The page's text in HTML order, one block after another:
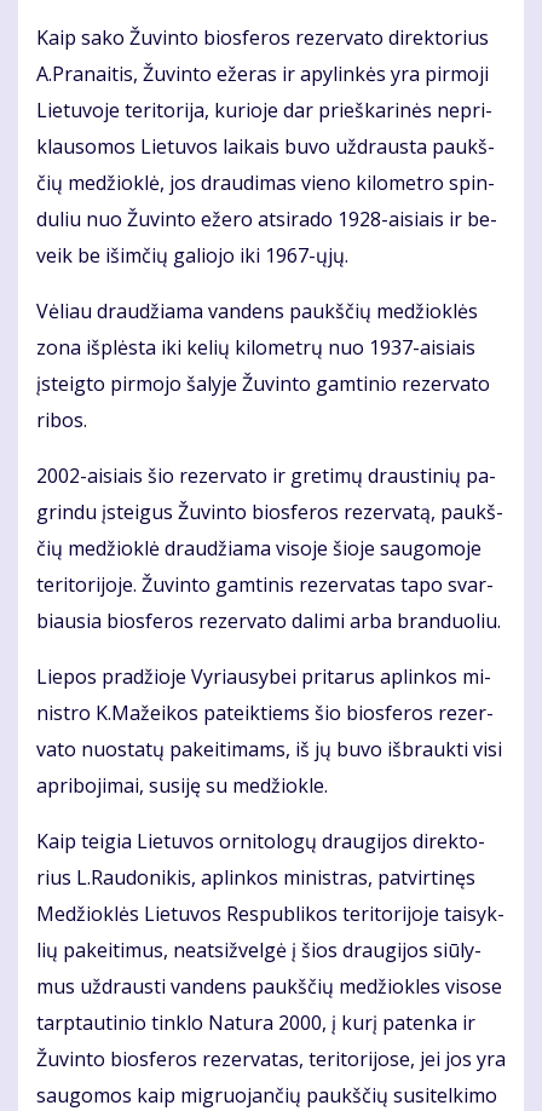
Kaip sa­ko Žu­vin­to bios­fe­ros re­zer­va­to di­rek­to­rius
A.Pra­nai­tis, Žu­vin­to eže­ras ir apy­lin­kės yra pir­mo­ji
Lie­tu­vo­je te­ri­to­ri­ja, ku­rio­je dar prieš­ka­ri­nės ne­pri­
klau­so­mos Lie­tu­vos lai­kais bu­vo už­draus­ta paukš­
čių me­džiok­lė, jos drau­di­mas vie­no ki­lo­met­ro spin­
du­liu nuo Žu­vin­to eže­ro at­si­ra­do 1928-ai­siais ir be­
veik be iš­im­čių ga­lio­jo iki 1967-ųjų.
Vė­liau drau­džia­ma van­dens paukš­čių me­džiok­lės
zo­na iš­plės­ta iki ke­lių ki­lo­met­rų nuo 1937-ai­siais
įsteig­to pir­mo­jo ša­ly­je Žu­vin­to gam­ti­nio re­zer­va­to
ri­bos.
2002-ai­siais šio re­zer­va­to ir gre­ti­mų draus­ti­nių pa­
grin­du įstei­gus Žu­vin­to bios­fe­ros re­zer­va­tą, paukš­
čių me­džiok­lė drau­džia­ma vi­so­je šio­je sau­go­mo­je
te­ri­to­ri­jo­je. Žu­vin­to gam­ti­nis re­zer­va­tas ta­po svar­
biau­sia bios­fe­ros re­zer­va­to da­li­mi ar­ba bran­duo­liu.
Lie­pos pra­džio­je Vy­riau­sy­bei pri­ta­rus ap­lin­kos mi­
nist­ro K.Ma­žei­kos pa­teik­tiems šio bios­fe­ros re­zer­
va­to nuo­sta­tų pa­kei­ti­mams, iš jų bu­vo iš­brauk­ti vi­si
ap­ri­bo­ji­mai, su­si­ję su me­džiok­le.
Kaip tei­gia Lie­tu­vos or­ni­to­lo­gų drau­gi­jos di­rek­to­
rius L.Rau­do­ni­kis, ap­lin­kos mi­nist­ras, pa­tvir­ti­nęs
Me­džiok­lės Lie­tu­vos Res­pub­li­kos te­ri­to­ri­jo­je tai­syk­
lių pa­kei­ti­mus, neat­si­žvel­gė į šios drau­gi­jos siū­ly­
mus už­draus­ti van­dens paukš­čių me­džiok­les vi­so­se
tarp­tau­ti­nio tin­klo Na­tu­ra 2000, į ku­rį pa­ten­ka ir
Žu­vin­to bios­fe­ros re­zer­va­tas, te­ri­to­ri­jo­se, jei jos yra
sau­go­mos kaip mig­ruo­jan­čių paukš­čių su­si­tel­ki­mo